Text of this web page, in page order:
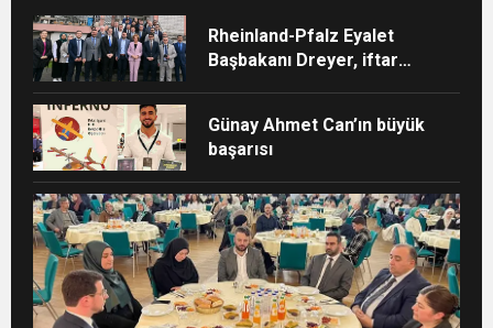
Rheinland-Pfalz Eyalet
Başbakanı Dreyer, iftar
Günay Ahmet Can’ın büyük
başarısı